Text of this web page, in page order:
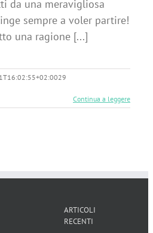
da una meravigliosa
sempre a voler partire!
una ragione [...]
29
Continua a leggere
ARTICOLI
RECENTI